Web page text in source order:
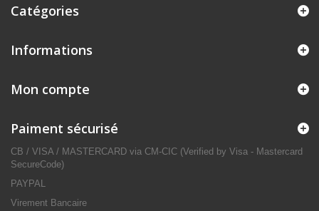
Catégories
Informations
Mon compte
Paiment sécurisé
CB / VISA / MASTERCARD via CM-CIC (Verified by Visa - Mastercard
SecureCode)
PAYPAL
Virement Bancaire